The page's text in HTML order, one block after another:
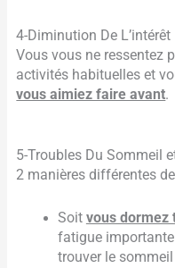
4-Diminution De L’intérêt
Vous vous ne ressentez
activités habituelles et
vous aimiez faire avant.
5-Troubles Du Sommeil
2 manières différentes
Soit vous dormez
fatigue
trouver le